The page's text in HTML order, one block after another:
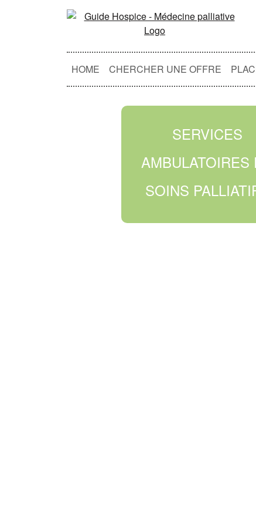
HOME CHERCHER UNE OFFRE
SERVICES
AMBULATOIRES
SOINS